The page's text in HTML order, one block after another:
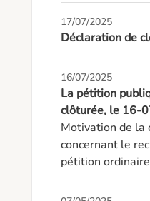
17/07/2025
Déclaration de
16/07/2025
La pétition
clôturée, le 16-
Motivation de la
concernant le
pétition